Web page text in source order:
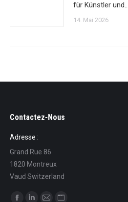
für Künstler und…
14. Mai 2026
Contactez-Nous
Adresse :
Grand Rue 86
1820 Montreux
Vaud Switzerland
Finden Sie uns auf: